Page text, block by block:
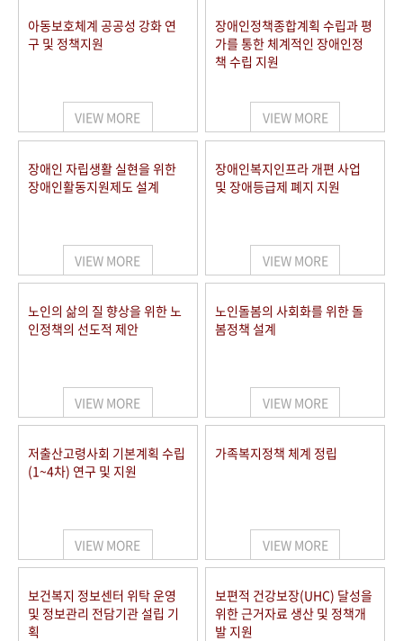
아동보호체계 공공성 강화 연
구 및 정책지원
VIEW MORE
장애인정책종합계획 수립과 평
가를 통한 체계적인 장애인정
책 수립 지원
VIEW MORE
장애인 자립생활 실현을 위한
장애인활동지원제도 설계
VIEW MORE
장애인복지인프라 개편 사업
및 장애등급제 폐지 지원
VIEW MORE
노인의 삶의 질 향상을 위한 노
인정책의 선도적 제안
VIEW MORE
노인돌봄의 사회화를 위한 돌
봄정책 설계
VIEW MORE
저출산고령사회 기본계획 수립
(1~4차) 연구 및 지원
VIEW MORE
가족복지정책 체계 정립
VIEW MORE
보건복지 정보센터 위탁 운영
및 정보관리 전담기관 설립 기
획
보편적 건강보장(UHC) 달성을
위한 근거자료 생산 및 정책개
발 지원